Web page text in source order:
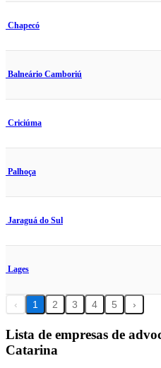
Chapecó
Balneário Camboriú
Criciúma
Palhoça
Jaraguá do Sul
Lages
‹ 1 2 3 4 5 ›
Lista de empresas de
Catarina